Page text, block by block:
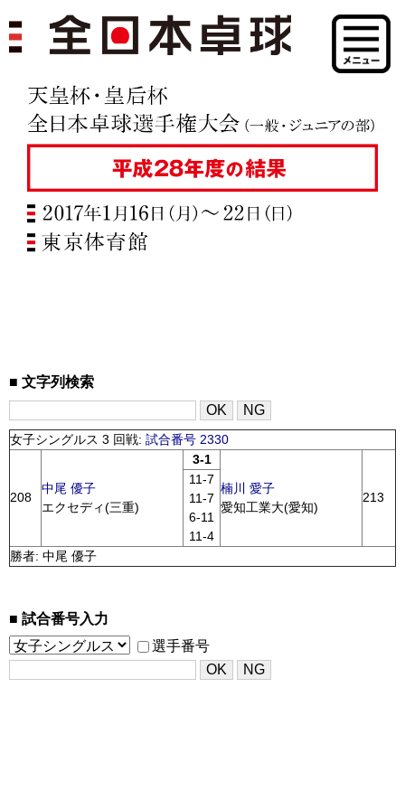
文字列検索
女子シングルス 3 回戦: 試合番号 2330
208
中尾 優子
エクセディ(三重)
3-1
楠川 愛子
愛知工業大(愛知)
213
11-7
11-7
6-11
11-4
勝者: 中尾 優子
試合番号入力
選手番号